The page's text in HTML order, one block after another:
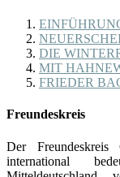
DIE
MIT
FRIEDER
Freundeskreis
Der
international